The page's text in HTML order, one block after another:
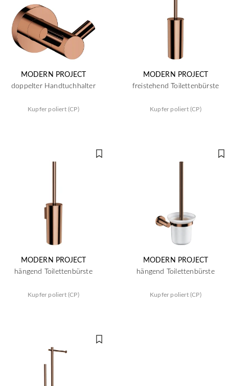
MODERN PROJECT
doppelter Handtuchhalter
Kupfer poliert (CP)
MODERN PROJECT
freistehend Toilettenbürste
Kupfer poliert (CP)
MODERN PROJECT
hängend Toilettenbürste
Kupfer poliert (CP)
MODERN PROJECT
hängend Toilettenbürste
Kupfer poliert (CP)